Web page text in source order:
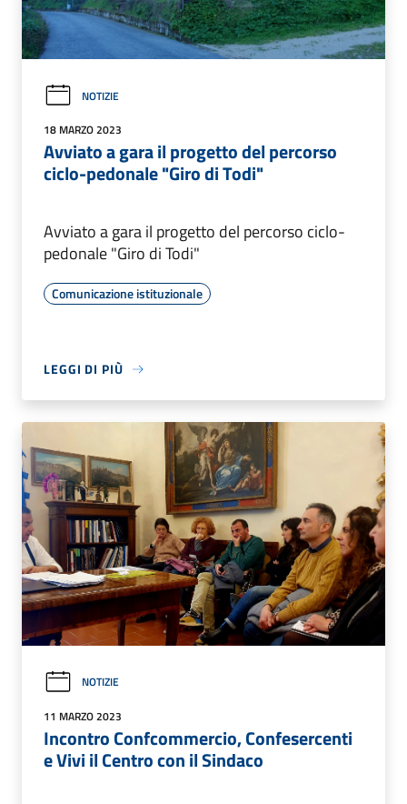
NOTIZIE
18 MARZO 2023
Avviato a gara il progetto del percorso
ciclo-pedonale "Giro di Todi"
Avviato a gara il progetto del percorso ciclo-
pedonale "Giro di Todi"
Comunicazione istituzionale
LEGGI DI PIÙ
NOTIZIE
11 MARZO 2023
Incontro Confcommercio, Confesercenti
e Vivi il Centro con il Sindaco